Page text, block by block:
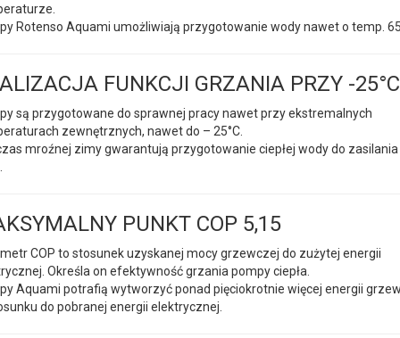
Rotenso Aquami umożliwiają przygotowanie wody nawet o temp.
FUNKCJI GRZANIA PRZY -25°C
są przygotowane do sprawnej pracy nawet przy ekstremalnych
zewnętrznych, nawet do – 25°C.
mroźnej zimy gwarantują przygotowanie ciepłej wody do zasilania
PUNKT COP 5,15
COP to stosunek uzyskanej mocy grzewczej do zużytej energii
Określa on efektywność grzania pompy ciepła.
Aquami potrafią wytworzyć ponad pięciokrotnie więcej energii
do pobranej energii elektrycznej.